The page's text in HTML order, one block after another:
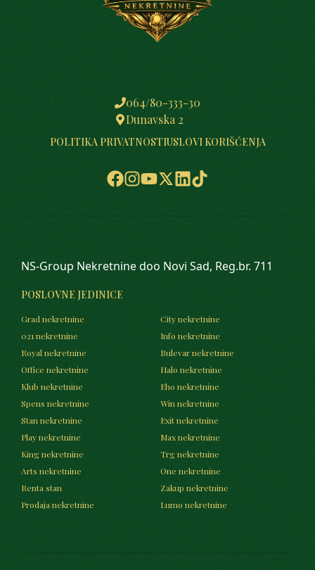
064/80-333-30
Dunavska 2
POLITIKA PRIVATNOSTIUSLOVI KORIŠĆENJA
NS-Group Nekretnine doo Novi Sad, Reg.br. 711
POSLOVNE JEDINICE
Grad nekretnine
City nekretnine
021 nekretnine
Info nekretnine
Royal nekretnine
Bulevar nekretnine
Office nekretnine
Halo nekretnine
Klub nekretnine
Eho nekretnine
Spens nekretnine
Win nekretnine
Stan nekretnine
Exit nekretnine
Play nekretnine
Max nekretnine
King nekretnine
Trg nekretnine
Arts nekretnine
One nekretnine
Renta stan
Zakup nekretnine
Prodaja nekretnine
Lumo nekretnine